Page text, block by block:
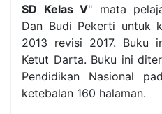
SD Kelas V" mata
Dan Budi Pekerti untuk
2013 revisi 2017. Buku
Ketut Darta. Buku ini
Pendidikan Nasional
ketebalan 160 halaman.